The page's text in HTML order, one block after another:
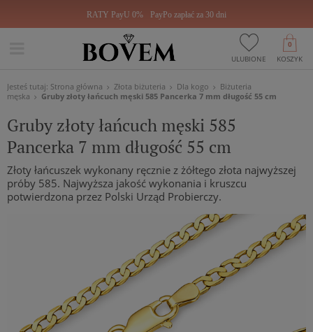
RATY PayU 0% PayPo zapłać za 30 dni
ULUBIONE KOSZYK
0
Jesteś tutaj: Strona główna Złota biżuteria Dla kogo
Biżuteria
męska
Gruby złoty łańcuch męski 585 Pancerka 7 mm długość 55 cm
Gruby złoty łańcuch męski 585
Pancerka 7 mm długość 55 cm
Złoty łańcuszek wykonany ręcznie z żółtego złota najwyższej
próby 585. Najwyższa jakość wykonania i kruszcu
potwierdzona przez Polski Urząd Probierczy.